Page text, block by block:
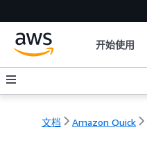
开始使用
文档 Amazon Quick